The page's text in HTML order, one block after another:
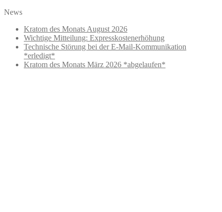
News
Kratom des Monats August 2026
Wichtige Mitteilung: Expresskostenerhöhung
Technische Störung bei der E-Mail-Kommunikation
*erledigt*
Kratom des Monats März 2026 *abgelaufen*